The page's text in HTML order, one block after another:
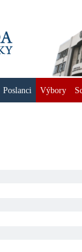
Poslanci Výbory